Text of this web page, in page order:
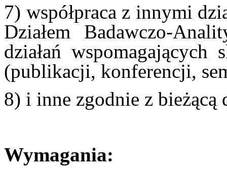
7) współpraca z innymi
Działem Badawczo-
działań
(publikacji, konferencji,
8) i inne zgodnie z bieżącą
Wymagania: